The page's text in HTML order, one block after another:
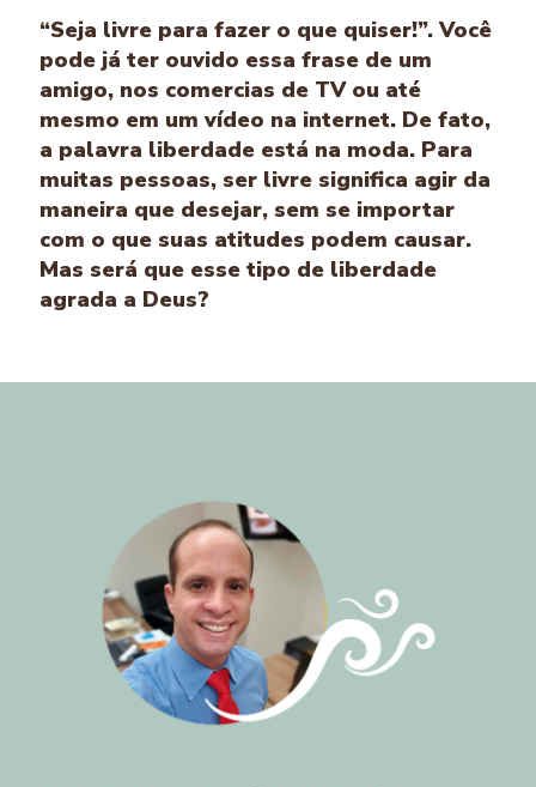
“Seja livre para fazer o que quiser!”. Você
pode já ter ouvido essa frase de um
amigo, nos comercias de TV ou até
mesmo em um vídeo na internet. De fato,
a palavra liberdade está na moda. Para
muitas pessoas, ser livre significa agir da
maneira que desejar, sem se importar
com o que suas atitudes podem causar.
Mas será que esse tipo de liberdade
agrada a Deus?